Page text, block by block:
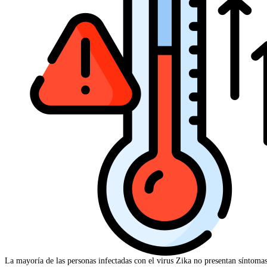
La mayoría de las personas infectadas con el virus Zika no presentan